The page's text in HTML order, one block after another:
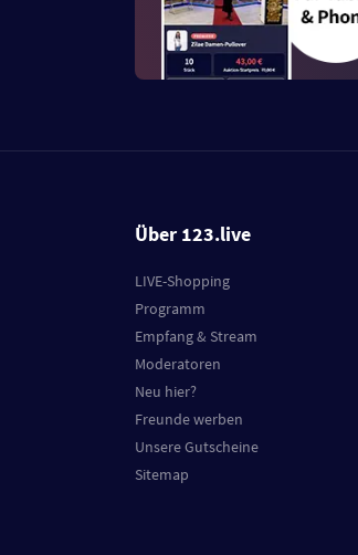
Über 123.live
LIVE-Shopping
Programm
Empfang & Stream
Moderatoren
Neu hier?
Freunde werben
Unsere Gutscheine
Sitemap